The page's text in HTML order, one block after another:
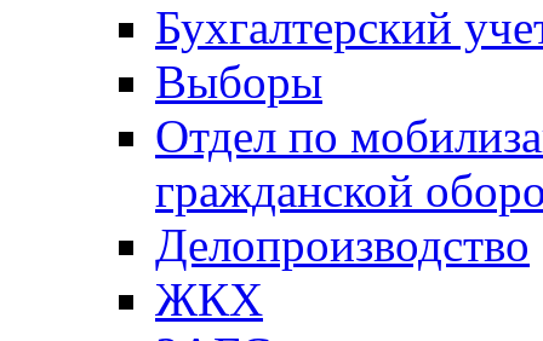
Бухгалтерский
Выборы
Отдел по
гражданской
Делопроизводство
ЖКХ